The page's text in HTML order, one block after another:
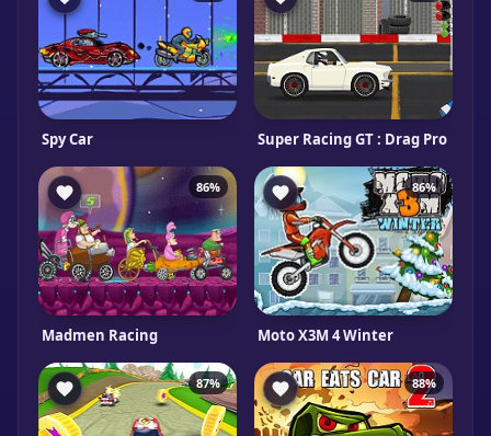
Spy Car Super Racing GT : Drag Pro
86%
Madmen Racing
86%
Moto X3M 4 Winter
87% 88%